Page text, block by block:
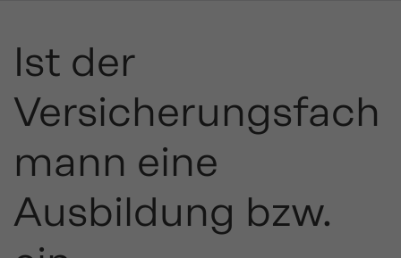
Ist der
Versicherungsfach
mann eine
Ausbildung bzw.